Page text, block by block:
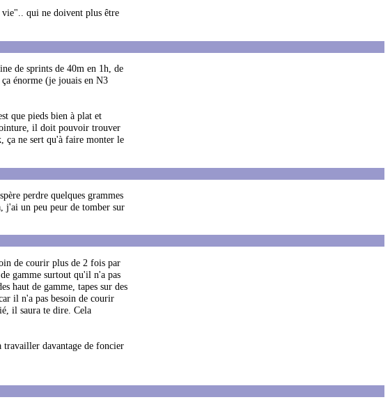
vie".. qui ne doivent plus être
de sprints de 40m en 1h, de
énorme (je jouais en N3
que pieds bien à plat et
il doit pouvoir trouver
ça ne sert qu'à faire monter le
perdre quelques grammes
j'ai un peu peur de tomber sur
de courir plus de 2 fois par
gamme surtout qu'il n'a pas
haut de gamme, tapes sur des
il n'a pas besoin de courir
il saura te dire. Cela
travailler davantage de foncier